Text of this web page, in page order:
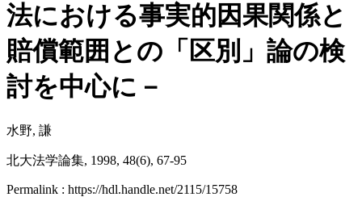
法における事実的因果関係と
賠償範囲との「区別」論の検
討を中心に－
水野, 謙
北大法学論集, 1998, 48(6), 67-95
Permalink : https://hdl.handle.net/2115/15758